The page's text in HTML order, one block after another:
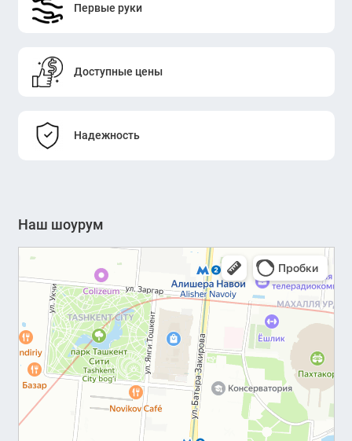
Первые руки
Доступные цены
Надежность
Наш шоурум